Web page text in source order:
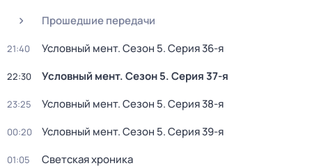
Прошедшие передачи
21:40 Условный мент. Сезон 5. Серия 36-я
22:30 Условный мент. Сезон 5. Серия 37-я
23:25 Условный мент. Сезон 5. Серия 38-я
00:20 Условный мент. Сезон 5. Серия 39-я
01:05
Светская хроника